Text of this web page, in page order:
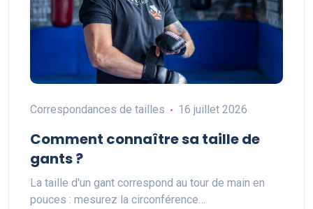
Correspondances de tailles 16 juillet 2026
Comment connaître sa taille de
gants ?
La taille d'un gant correspond au tour de main en
pouces : mesurez la circonférence…